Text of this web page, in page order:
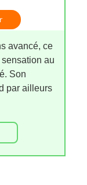
avancé, ce
au
Son
par ailleurs